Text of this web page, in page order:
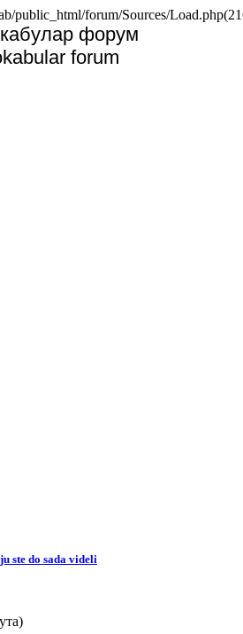
public_html/forum/Sources/
форум
forum
ste do sada videli